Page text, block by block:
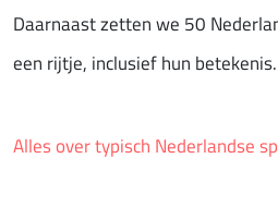
Daarnaast zetten we 50
een rijtje, inclusief hun betekenis.
Alles over typisch Nederlandse